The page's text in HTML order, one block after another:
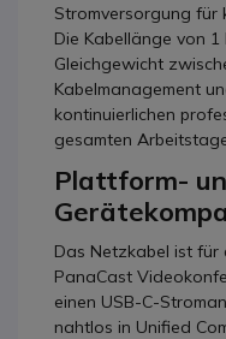
Stromversorgung für
Die Kabellänge von
Gleichgewicht
Kabelmanagement
kontinuierlichen
gesamten
Plattform-
Das Netzkabel ist für
PanaCast
einen USB-C-
nahtlos in Unified